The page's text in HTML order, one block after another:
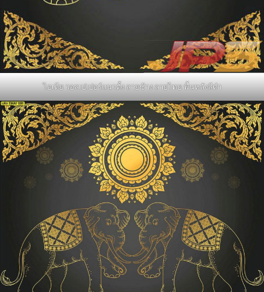
ไอเดีย วอลเปเปอร์แนวตั้ง ลายช้าง ลายไทย พื้นหลังสีดำ